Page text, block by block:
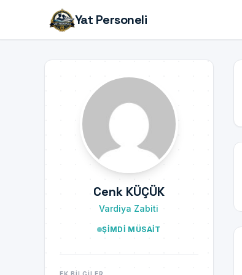
Yat Personeli
Cenk KÜÇÜK
Vardiya Zabiti
ŞIMDI MÜSAIT